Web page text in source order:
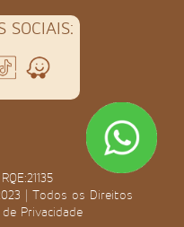
SOCIAIS:
| Todos os Direitos
Privacidade